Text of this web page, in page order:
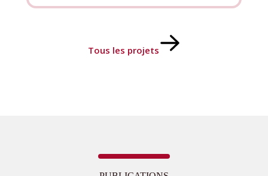
DU
d’ethnopharmacologie :
Tous les projets